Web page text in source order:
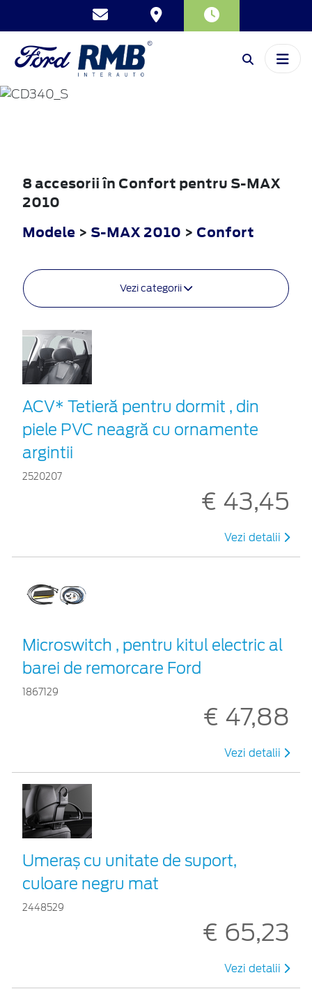
S-MAX
8 accesorii în Confort pentru S-MAX
2010
Modele > S-MAX 2010 > Confort
Vezi categorii
ACV* Tetieră pentru dormit , din
piele PVC neagră cu ornamente
argintii
2520207
€ 43,45
Vezi detalii
Microswitch , pentru kitul electric al
barei de remorcare Ford
1867129
€ 47,88
Vezi detalii
Umeraș cu unitate de suport,
culoare negru mat
2448529
€ 65,23
Vezi detalii